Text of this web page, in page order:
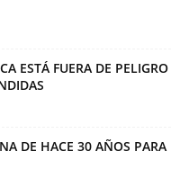
ESTÁ FUERA DE PELIGRO
DE HACE 30 AÑOS PARA